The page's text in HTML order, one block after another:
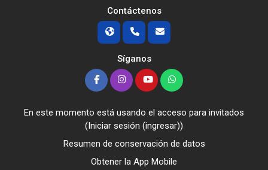
Contáctenos
Síganos
En este momento está usando el acceso para invitados
(Iniciar sesión (ingresar))
Resumen de conservación de datos
Obtener la App Mobile